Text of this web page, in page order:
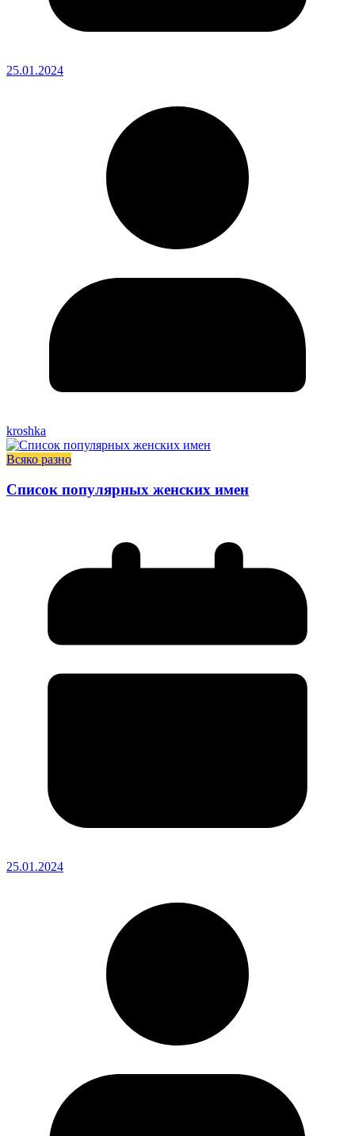
25.01.2024
kroshka
Всяко разно
Список популярных женских имен
25.01.2024